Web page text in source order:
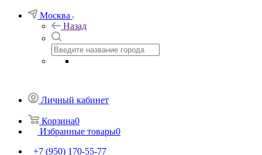
Москва
Назад
Личный кабинет
Корзина0
Избранные товары0
+7 (950) 170-55-77